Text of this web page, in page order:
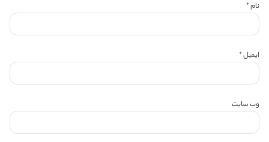
نام*
ایمیل*
وب‌ سایت